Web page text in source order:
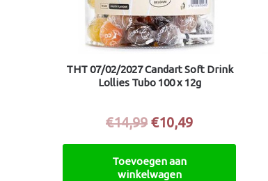
THT 07/02/2027 Candart Soft Drink
Lollies Tubo 100 x 12g
€14,99 €10,49
Toevoegen aan
winkelwagen